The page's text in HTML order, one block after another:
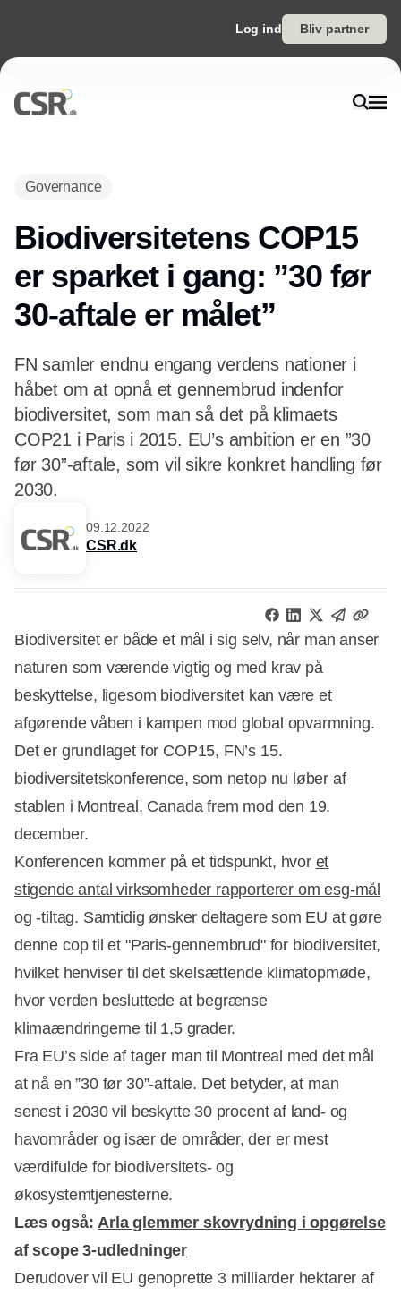
Log ind Bliv partner
Governance
Biodiversitetens COP15
er sparket i gang: ”30 før
30-aftale er målet”
FN samler endnu engang verdens nationer i
håbet om at opnå et gennembrud indenfor
biodiversitet, som man så det på klimaets
COP21 i Paris i 2015. EU’s ambition er en ”30
før 30”-aftale, som vil sikre konkret handling før
2030.
09.12.2022
CSR.dk
Biodiversitet er både et mål i sig selv, når man anser
naturen som værende vigtig og med krav på
beskyttelse, ligesom biodiversitet kan være et
afgørende våben i kampen mod global opvarmning.
Det er grundlaget for COP15, FN’s 15.
biodiversitetskonference, som netop nu løber af
stablen i Montreal, Canada frem mod den 19.
december.
Annonce
Konferencen kommer på et tidspunkt, hvor et
stigende antal virksomheder rapporterer om esg-mål
og -tiltag. Samtidig ønsker deltagere som EU at gøre
denne cop til et "Paris-gennembrud" for biodiversitet,
hvilket henviser til det skelsættende klimatopmøde,
hvor verden besluttede at begrænse
klimaændringerne til 1,5 grader.
Fra EU’s side af tager man til Montreal med det mål
at nå en ”30 før 30”-aftale. Det betyder, at man
senest i 2030 vil beskytte 30 procent af land- og
havområder og især de områder, der er mest
værdifulde for biodiversitets- og
økosystemtjenesterne.
Læs også:Arla glemmer skovrydning i opgørelse
af scope 3-udledninger
Derudover vil EU genoprette 3 milliarder hektarer af